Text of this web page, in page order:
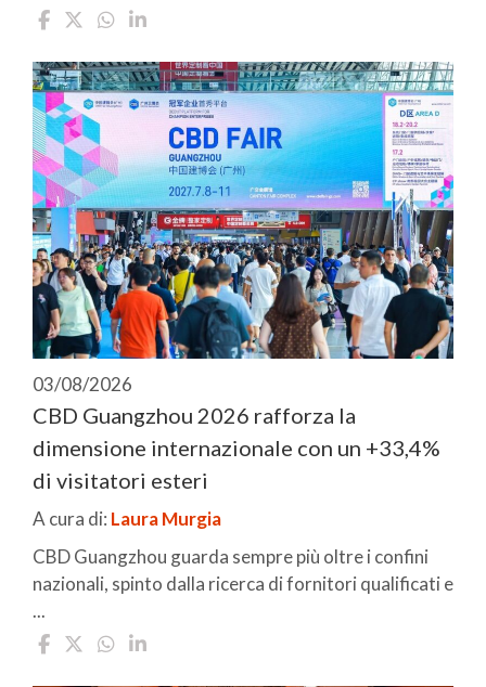
03/08/2026
CBD Guangzhou 2026 rafforza la
dimensione internazionale con un +33,4%
di visitatori esteri
A cura di: Laura Murgia
CBD Guangzhou guarda sempre più oltre i confini
nazionali, spinto dalla ricerca di fornitori qualificati e
...